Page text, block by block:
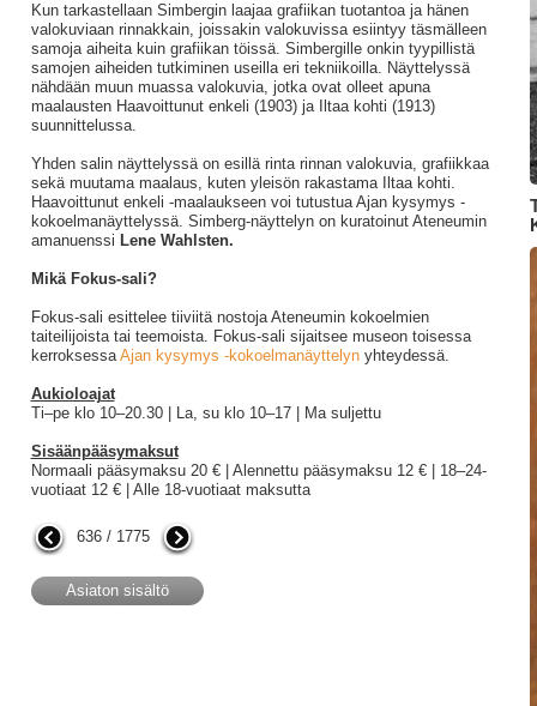
Kun tarkastellaan Simbergin laajaa grafiikan tuotantoa ja hänen
valokuviaan rinnakkain, joissakin valokuvissa esiintyy täsmälleen
samoja aiheita kuin grafiikan töissä. Simbergille onkin tyypillistä
samojen aiheiden tutkiminen useilla eri tekniikoilla. Näyttelyssä
nähdään muun muassa valokuvia, jotka ovat olleet apuna
maalausten Haavoittunut enkeli (1903) ja Iltaa kohti (1913)
suunnittelussa.
Yhden salin näyttelyssä on esillä rinta rinnan valokuvia, grafiikkaa
sekä muutama maalaus, kuten yleisön rakastama Iltaa kohti.
Haavoittunut enkeli -maalaukseen voi tutustua Ajan kysymys -
kokoelmanäyttelyssä. Simberg-näyttelyn on kuratoinut Ateneumin
amanuenssi Lene Wahlsten.
Mikä Fokus-sali?
Fokus-sali esittelee tiiviitä nostoja Ateneumin kokoelmien
taiteilijoista tai teemoista. Fokus-sali sijaitsee museon toisessa
kerroksessaAjan kysymys -kokoelmanäyttelynyhteydessä.
Aukioloajat
Ti–pe klo 10–20.30 | La, su klo 10–17 | Ma suljettu
Sisäänpääsymaksut
Normaali pääsymaksu 20 € | Alennettu pääsymaksu 12 € | 18–24-
vuotiaat 12 € | Alle 18-vuotiaat maksutta
636 / 1775
Asiaton sisältö